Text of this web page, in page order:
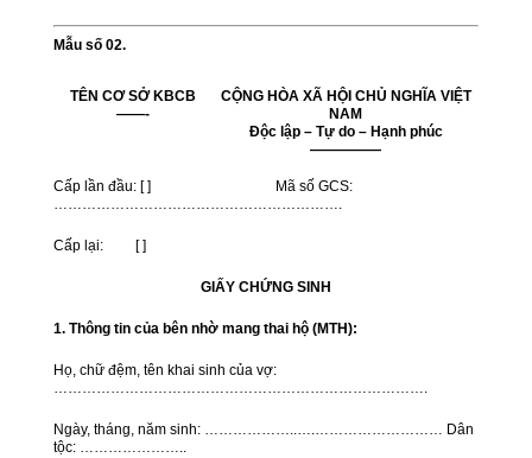
Mẫu số 02.
TÊN CƠ SỞ KBCB
——-
CỘNG HÒA XÃ HỘI CHỦ NGHĨA VIỆT
NAM
Độc lập – Tự do – Hạnh phúc
—————
Cấp lần đầu: [ ] Mã số GCS:
…………………………………………………….
Cấp lại: [ ]
GIẤY CHỨNG SINH
1. Thông tin của bên nhờ mang thai hộ (MTH):
Họ, chữ đệm, tên khai sinh của vợ:
…………………………………………………………………….
Ngày, tháng, năm sinh: ………………..….……………………… Dân
tộc: …………………..